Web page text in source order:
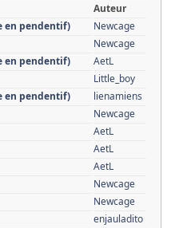
Auteur
en pendentif)
Newcage
Newcage
en pendentif)
AetL
Little_boy
en pendentif)
lienamiens
Newcage
AetL
AetL
AetL
Newcage
Newcage
enjauladito